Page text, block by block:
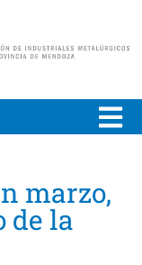
marzo,
de la